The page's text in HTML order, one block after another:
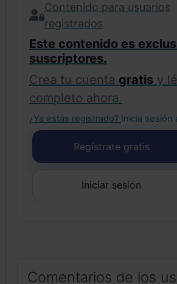
Contenido para usuarios
registrados
Este contenido es
suscriptores.
Crea tu cuenta gratis y
completo ahora.
¿Ya estás registrado? Inicia sesión
Regístrate gratis
Iniciar sesión
Comentarios de los